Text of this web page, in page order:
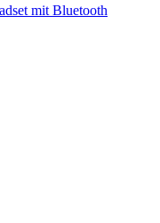
mit Bluetooth